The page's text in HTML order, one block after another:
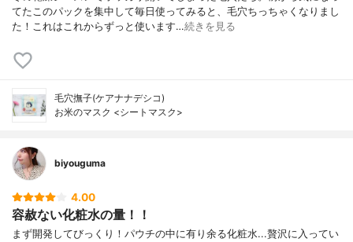
てたこのパックを集中して毎日使ってみると、毛穴ちっちゃくなりまし
た！これはこれからずっと使います…続きを見る
毛穴撫子(ケアナナデシコ)
お米のマスク <シートマスク>
biyouguma
4.00
容赦ない化粧水の量！！
まず開発してびっくり！パウチの中に有り余る化粧水...贅沢に入ってい